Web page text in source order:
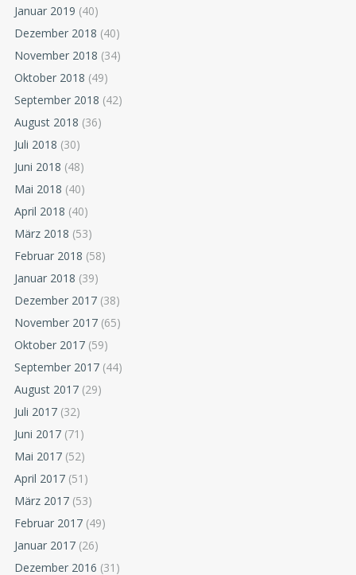
Januar 2019 (40)
Dezember 2018 (40)
November 2018 (34)
Oktober 2018 (49)
September 2018 (42)
August 2018 (36)
Juli 2018 (30)
Juni 2018 (48)
Mai 2018 (40)
April 2018 (40)
März 2018 (53)
Februar 2018 (58)
Januar 2018 (39)
Dezember 2017 (38)
November 2017 (65)
Oktober 2017 (59)
September 2017 (44)
August 2017 (29)
Juli 2017 (32)
Juni 2017 (71)
Mai 2017 (52)
April 2017 (51)
März 2017 (53)
Februar 2017 (49)
Januar 2017 (26)
Dezember 2016 (31)